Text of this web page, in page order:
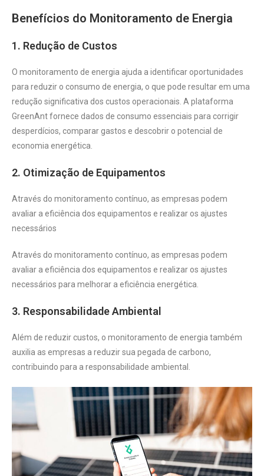
Benefícios do Monitoramento de Energia
1. Redução de Custos
O monitoramento de energia ajuda a identificar oportunidades
para reduzir o consumo de energia, o que pode resultar em uma
redução significativa dos custos operacionais. A plataforma
GreenAnt fornece dados de consumo essenciais para corrigir
desperdícios, comparar gastos e descobrir o potencial de
economia energética.
2. Otimização de Equipamentos
Através do monitoramento contínuo, as empresas podem
avaliar a eficiência dos equipamentos e realizar os ajustes
necessários
Através do monitoramento contínuo, as empresas podem
avaliar a eficiência dos equipamentos e realizar os ajustes
necessários para melhorar a eficiência energética.
3. Responsabilidade Ambiental
Além de reduzir custos, o monitoramento de energia também
auxilia as empresas a reduzir sua pegada de carbono,
contribuindo para a responsabilidade ambiental.